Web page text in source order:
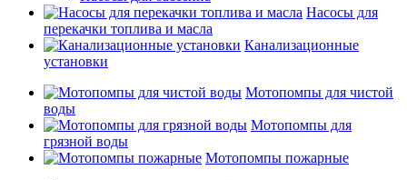
Насосы для
перекачки топлива и масла
Канализационные
установки
Мотопомпы для чистой
воды
Мотопомпы для
грязной воды
Мотопомпы пожарные